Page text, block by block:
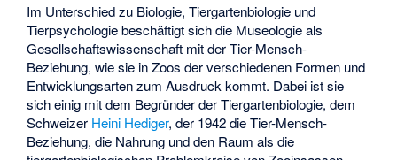
Im Unterschied zu Biologie, Tiergartenbiologie und
Tierpsychologie beschäftigt sich die Museologie als
Gesellschaftswissenschaft mit der Tier-Mensch-
Beziehung, wie sie in Zoos der verschiedenen Formen und
Entwicklungsarten zum Ausdruck kommt. Dabei ist sie
sich einig mit dem Begründer der Tiergartenbiologie, dem
Schweizer Heini Hediger, der 1942 die Tier-Mensch-
Beziehung, die Nahrung und den Raum als die